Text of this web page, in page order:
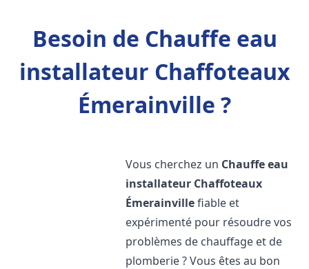
Besoin de Chauffe eau
installateur Chaffoteaux
Émerainville ?
Vous cherchez un Chauffe eau
installateur Chaffoteaux
Émerainvillefiable et
expérimenté pour résoudre vos
problèmes de chauffage et de
plomberie ? Vous êtes au bon